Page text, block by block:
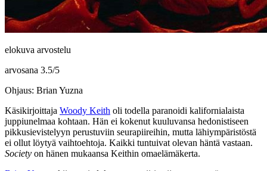
elokuva arvostelu
arvosana 3.5/5
Ohjaus: Brian Yuzna
Käsikirjoittaja Woody Keith oli todella paranoidi kalifornialaista
juppiunelmaa kohtaan. Hän ei kokenut kuuluvansa hedonistiseen
pikkusievistelyyn perustuviin seurapiireihin, mutta lähiympäristöstä
ei ollut löytyä vaihtoehtoja. Kaikki tuntuivat olevan häntä vastaan.
Society on hänen mukaansa Keithin omaelämäkerta.